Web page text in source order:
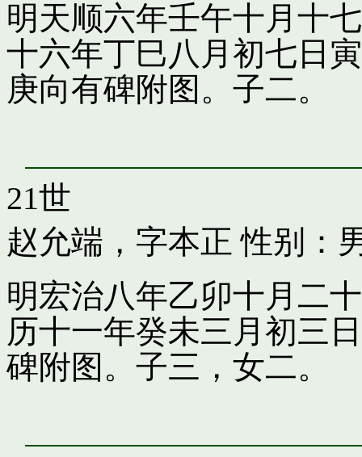
明天顺六年壬午十月十
十六年丁巳八月初七日
庚向有碑附图。子二。
21世
赵允端，字本正 性别：
明宏治八年乙卯十月二
历十一年癸未三月初三
碑附图。子三，女二。